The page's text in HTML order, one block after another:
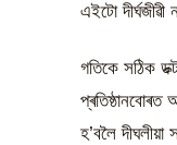
এইটো দীৰ্ঘজীৱী
গতিকে সঠিক
হ’বলৈ দীঘলীয়া